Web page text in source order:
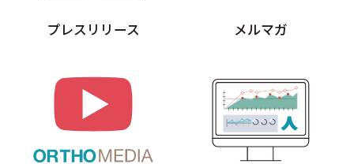
取得した個人情報について上記以外の目的外利用を行わず、またそのための措置を講じます。
(ア) 個人情報保護方針の策定
個人情報の適正な取扱いを確保するため、「関係法令等の遵守」、「個人情報の取得・利用・提供」、
「個人情報の取得元」、「質問および苦情相談の窓口」等についての個人情報保護方針を策定していま
(イ) 個人データの取扱いに係る規程の整備
取得・入力、利用・加工、保管・保存、移送・送信、消去・廃棄等の段階ごとに、取扱方法、管理者・
取扱者およびその任務等について個人データの取扱規程を策定しています。また、個人データの安全管
理、取扱状況の点検及び監査、外部委託に係る規程を整備しています。
プレスリリース メルマガ